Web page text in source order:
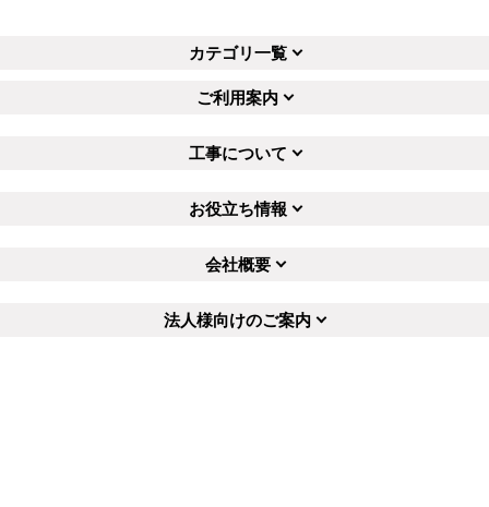
カテゴリ一覧
ご利用案内
工事について
お役立ち情報
会社概要
法人様向けのご案内